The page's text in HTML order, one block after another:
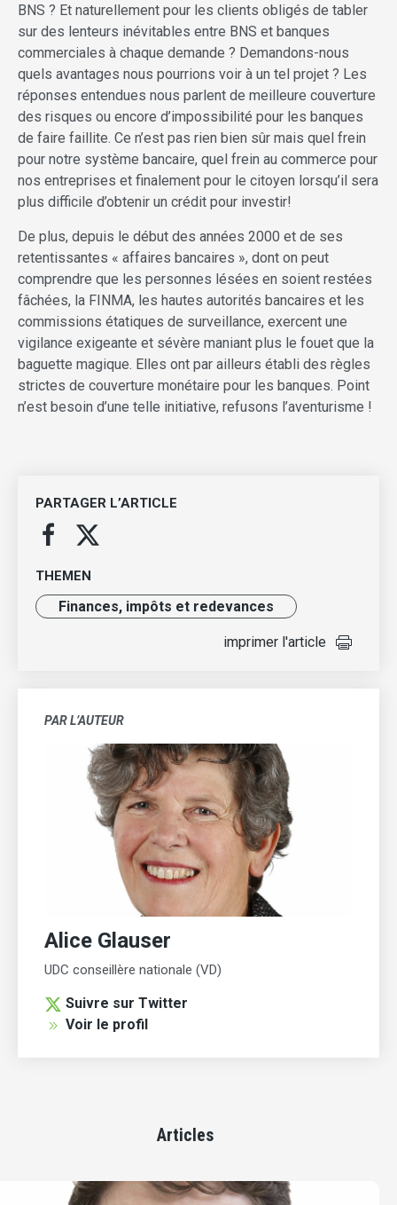
BNS ? Et naturellement pour les clients obligés de tabler
sur des lenteurs inévitables entre BNS et banques
commerciales à chaque demande ? Demandons-nous
quels avantages nous pourrions voir à un tel projet ? Les
réponses entendues nous parlent de meilleure couverture
des risques ou encore d’impossibilité pour les banques
de faire faillite. Ce n’est pas rien bien sûr mais quel frein
pour notre système bancaire, quel frein au commerce pour
nos entreprises et finalement pour le citoyen lorsqu’il sera
plus difficile d’obtenir un crédit pour investir!
De plus, depuis le début des années 2000 et de ses
retentissantes « affaires bancaires », dont on peut
comprendre que les personnes lésées en soient restées
fâchées, la FINMA, les hautes autorités bancaires et les
commissions étatiques de surveillance, exercent une
vigilance exigeante et sévère maniant plus le fouet que la
baguette magique. Elles ont par ailleurs établi des règles
strictes de couverture monétaire pour les banques. Point
n’est besoin d’une telle initiative, refusons l’aventurisme !
PARTAGER L’ARTICLE
THEMEN
Finances, impôts et redevances
imprimer l'article
PAR L’AUTEUR
Alice Glauser
UDC conseillère nationale (VD)
Suivre sur Twitter
Voir le profil
Articles